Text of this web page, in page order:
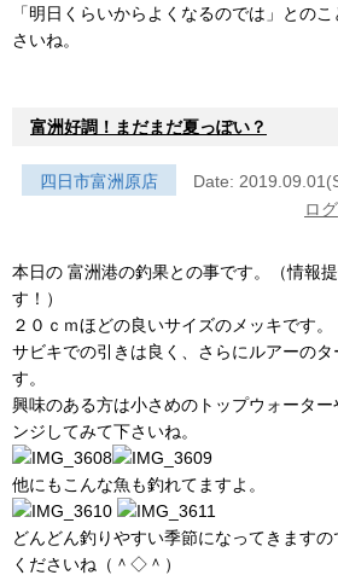
「明日くらいからよくなるのでは」との
さいね。
富洲好調！まだまだ夏っぽい？
四日市富洲原店 Date:
ログ
本日の 富洲港の釣果との事です。（情報
す！）
２０ｃｍほどの良いサイズのメッキです。
サビキでの引きは良く、さらにルアーの
す。
興味のある方は小さめのトップウォータ
ンジしてみて下さいね。
他にもこんな魚も釣れてますよ。
どんどん釣りやすい季節になってきます
くださいね（＾◇＾）